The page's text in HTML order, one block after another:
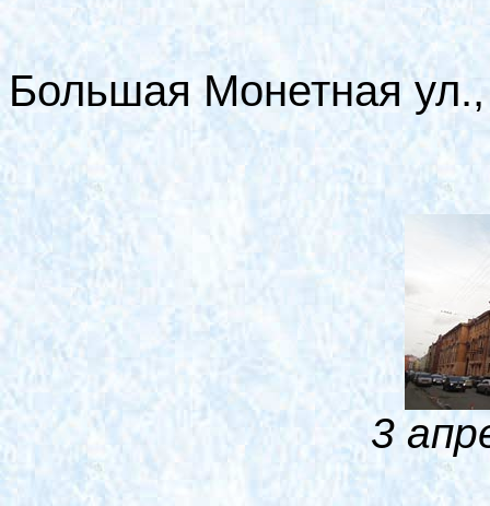
Большая Монетная
3